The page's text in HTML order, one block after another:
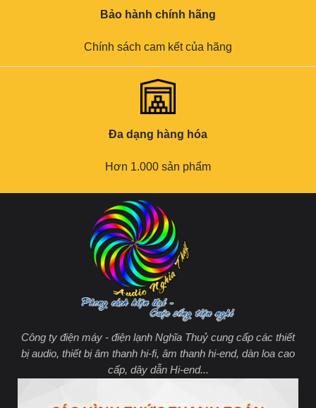
Bảo hành chính hãng
Chính sách cam kết của hãng
Đa dạng hàng hóa
Hơn 1.000 sản phẩm
Công ty điện máy - điện lạnh Nghĩa Thuỷ cung cấp các thiết
bị audio, thiết bị âm thanh hi-fi, âm thanh hi-end, dàn loa cao
cấp, dây dẫn Hi-end...